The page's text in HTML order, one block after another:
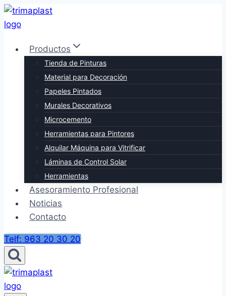
Saltar
al
Productos
Tienda de Pinturas
Material para Decoración
Papeles Pintados
Murales Decorativos
Microcemento
Herramientas para Pintores
Alquilar Máquina para Vitrificar
Láminas de Control Solar
Herramientas
Asesoramiento Profesional
Noticias
Contacto
Telf: 963 20 30 20